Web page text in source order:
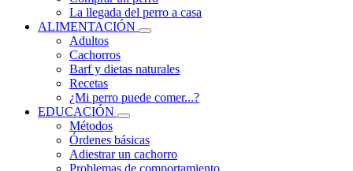
La llegada del perro a casa
ALIMENTACIÓN
Adultos
Cachorros
Barf y dietas naturales
Recetas
¿Mi perro puede comer...?
EDUCACIÓN
Métodos
Órdenes básicas
Adiestrar un cachorro
Problemas de comportamiento